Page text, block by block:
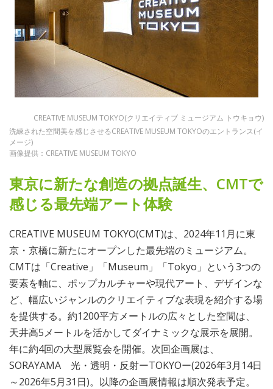
CREATIVE MUSEUM TOKYO(クリエイティブ ミュージアム トウキョウ)
洗練された空間美を感じさせるCREATIVE MUSEUM TOKYOのエントランス(イ
メージ)
画像提供：CREATIVE MUSEUM TOKYO
東京に新たな創造の拠点誕生、CMTで
感じる最先端アート体験
CREATIVE MUSEUM TOKYO(CMT)は、2024年11月に東
京・京橋に新たにオープンした最先端のミュージアム。
CMTは「Creative」「Museum」「Tokyo」という3つの
要素を軸に、ポップカルチャーや現代アート、デザインな
ど、幅広いジャンルのクリエイティブな表現を紹介する場
を提供する。約1200平方メートルの広々とした空間は、
天井高5メートルを活かしてダイナミックな展示を展開。
年に約4回の大型展覧会を開催。次回企画展は、
SORAYAMA 光・透明・反射ーTOKYOー(2026年3月14日
～2026年5月31日)。以降の企画展情報は順次発表予定。